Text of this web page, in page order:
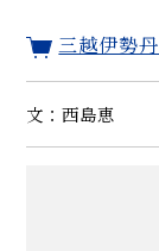
三越伊勢
文：西島恵